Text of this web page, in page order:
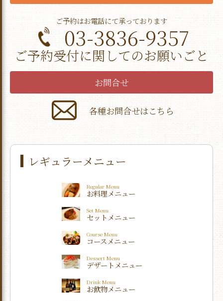
ご予約はお電話にて承っております
03-3836-9357
ご予約受付に関してのお願いごと
お問合せ
各種お問合せはこちら
レギュラーメニュー
Regular Menu
お料理メニュー
Set Menu
セットメニュー
Course Menu
コースメニュー
Dessert Menu
デザートメニュー
Drink Menu
お飲物メニュー